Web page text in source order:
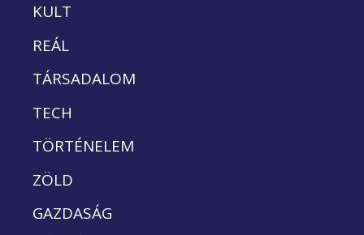
KULT
REÁL
TÁRSADALOM
TECH
TÖRTÉNELEM
ZÖLD
GAZDASÁG